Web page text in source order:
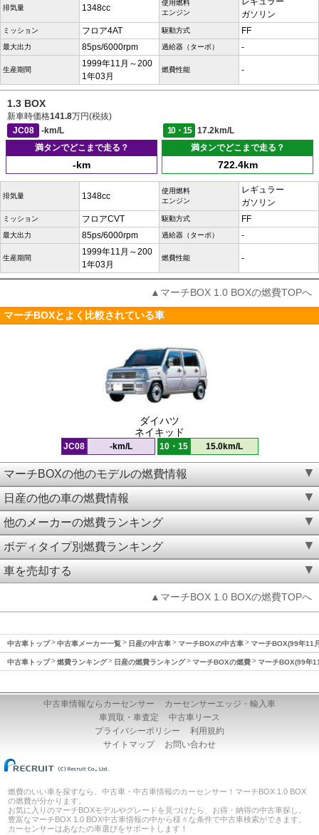
排気量 1348cc
使用燃料
エンジン
ガソリン
ミッション フロア4AT 駆動方式 FF
最大出力 85ps/6000rpm 過給器（ターボ） -
生産期間
1999年11月～200
1年03月
燃費性能 -
1.3 BOX
新車時価格141.8万円(税抜)
JC08
-km/L 10・15
17.2km/L
満タンでどこまで走る？
-km
満タンでどこまで走る？
722.4km
排気量 1348cc
使用燃料
エンジン
レギュラー
ガソリン
ミッション フロアCVT 駆動方式 FF
最大出力 85ps/6000rpm 過給器（ターボ） -
生産期間
1999年11月～200
1年03月
燃費性能 -
▲マーチBOX 1.0 BOXの燃費TOPへ
マーチBOXとよく比較されている車
ダイハツ
ネイキッド
JC08 -km/L 10・15 15.0km/L
マーチBOXの他のモデルの燃費情報
日産の他の車の燃費情報
他のメーカーの燃費ランキング
ボディタイプ別燃費ランキング
車を売却する
▲マーチBOX 1.0 BOXの燃費TOPへ
中古車トップ 中古車メーカー一覧 日産の中古車 マーチBOXの中古車 マーチBOX(99年11
中古車トップ 燃費ランキング 日産の燃費ランキング マーチBOXの燃費 マーチBOX(99年
中古車情報ならカーセンサー
カーセンサーエッジ・輸入車
車買取・車査定
中古車リース
プライバシーポリシー
利用規約
サイトマップ
お問い合わせ
燃費のいい車を探すなら、中古車・中古車情報のカーセンサー！マーチBOX 1.0 BOX
の燃費が分かります。
お気に入りのマーチBOXモデルやグレードを見つけたら、お得・納得の中古車探し。
豊富なマーチBOX 1.0 BOX中古車情報の中から様々な条件で中古車検索ができます。
カーセンサーはあなたの車選びをサポートします！